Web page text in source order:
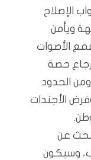
الإصلاح
ويأمن
الأصوات
حصة
ومن الحدود
الأجندات
عن
وسيكون